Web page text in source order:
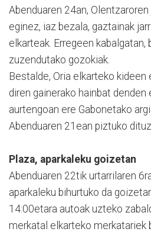
Abenduaren 24an,
eginez, iaz bezala, gaztainak
elkarteak. Erregeen kabalgatan,
zuzendutako gozokiak.
Bestalde, Oria elkarteko
diren gainerako hainbat
aurtengoan ere Gabonetako
Abenduaren 21ean piztuko
Plaza, aparkaleku goizetan
Abenduaren 22tik urtarrilaren
aparkaleku bihurtuko da
14:00etara autoak uzteko
merkatal elkarteko merkatariek